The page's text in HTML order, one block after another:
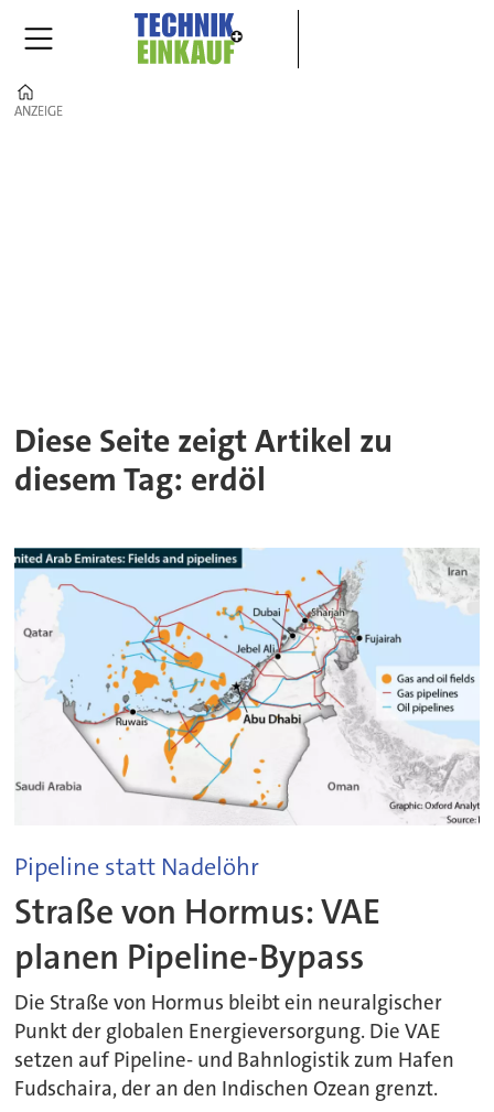
ANZEIGE
ANZEIGE
Diese Seite zeigt Artikel zu
diesem Tag: erdöl
Pipeline statt Nadelöhr
Straße von Hormus: VAE
planen Pipeline-Bypass
Die Straße von Hormus bleibt ein neuralgischer
Punkt der globalen Energieversorgung. Die VAE
setzen auf Pipeline- und Bahnlogistik zum Hafen
Fudschaira, der an den Indischen Ozean grenzt.